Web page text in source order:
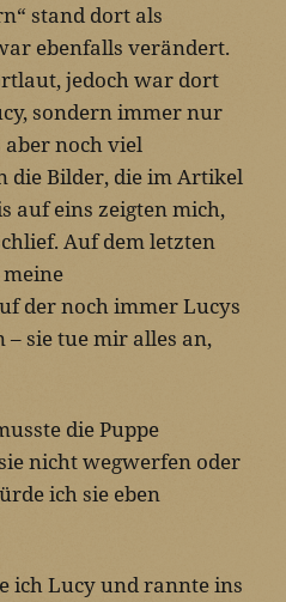
stand dort als
ebenfalls verändert.
jedoch war dort
sondern immer nur
aber noch viel
die Bilder, die im Artikel
auf eins zeigten mich,
Auf dem letzten
der noch immer Lucys
– sie tue mir alles an,
die Puppe
nicht wegwerfen oder
ich sie eben
ich Lucy und rannte ins